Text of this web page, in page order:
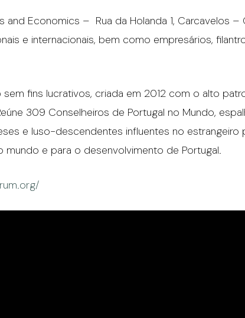
Economics – Rua da Holanda 1, Carcavelos –
e internacionais, bem como empresários,
fins lucrativos, criada em 2012 com o alto
309 Conselheiros de Portugal no Mundo,
e luso-descendentes influentes no estrangeiro
e para o desenvolvimento de Portugal.